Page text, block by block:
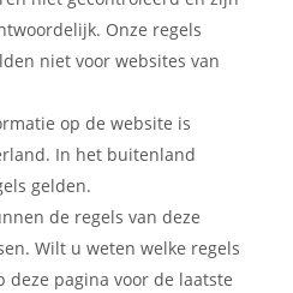
Onze regels
niet voor websites van
op de website is
In het buitenland
gelden.
de regels van deze
Wilt u weten welke regels
deze pagina voor de laatste